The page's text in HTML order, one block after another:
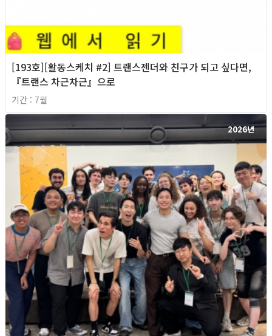
[193호][활동스케치 #2] 트랜스젠더와 친구가 되고 싶다면,
『트랜스 차근차근』으로
기간 : 7월
2026년